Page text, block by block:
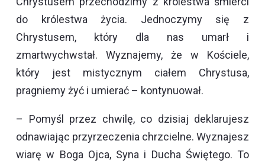
do królestwa życia. Jednoczymy się z
Chrystusem, który dla nas umarł i
zmartwychwstał. Wyznajemy, że w Kościele,
który jest mistycznym ciałem Chrystusa,
pragniemy żyć i umierać – kontynuował.
– Pomyśl przez chwilę, co dzisiaj deklarujesz
odnawiając przyrzeczenia chrzcielne. Wyznajesz
wiarę w Boga Ojca, Syna i Ducha Świętego. To